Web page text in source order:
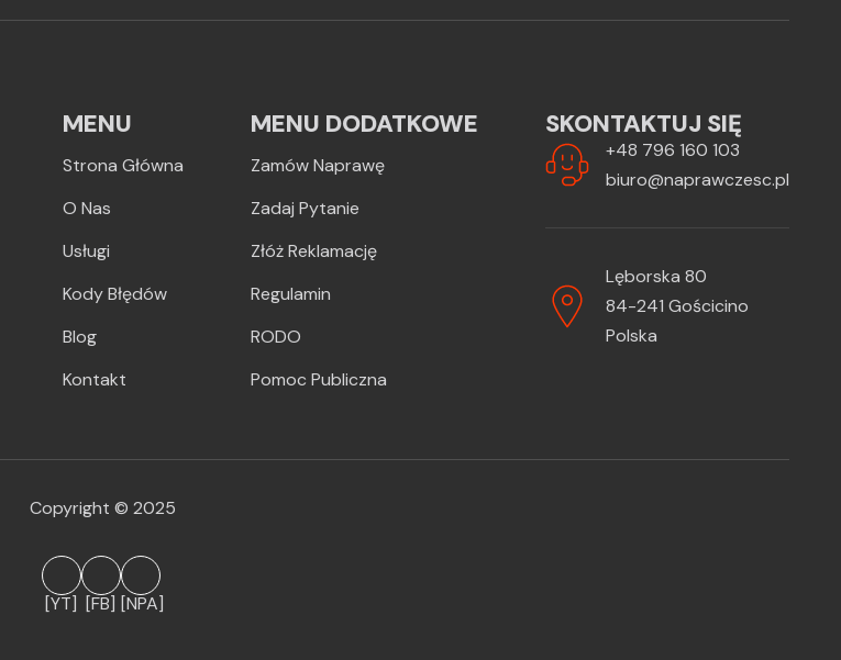
MENU
Strona Główna
O Nas
Usługi
Kody Błędów
Blog
Kontakt
MENU DODATKOWE
Zamów Naprawę
Zadaj Pytanie
Złóż Reklamację
Regulamin
RODO
Pomoc Publiczna
SKONTAKTUJ SIĘ
+48 796 160 103
biuro@naprawczesc.pl
Lęborska 80
84-241 Gościcino
Polska
Copyright © 2025
[YT] [FB] [NPA]